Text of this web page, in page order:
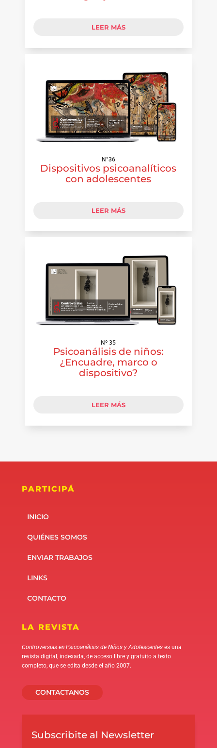
LEER MÁS
N°36
Dispositivos psicoanalíticos
con adolescentes
LEER MÁS
Nº 35
Psicoanálisis de niños:
¿Encuadre, marco o
dispositivo?
LEER MÁS
PARTICIPÁ
INICIO
QUIÉNES SOMOS
ENVIAR TRABAJOS
LINKS
CONTACTO
LA REVISTA
Controversias en Psicoanálisis de Niños y Adolescenteses una
revista digital, indexada, de acceso libre y gratuito a texto
completo, que se edita desde el año 2007.
CONTACTANOS
Subscribite al Newsletter